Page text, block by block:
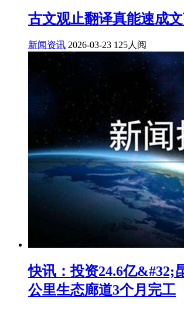
古文观止翻译真能速成
新闻资讯 2026-03-23 125人阅
快讯：投资24.6亿&#32;
公里生态廊道3个月完工